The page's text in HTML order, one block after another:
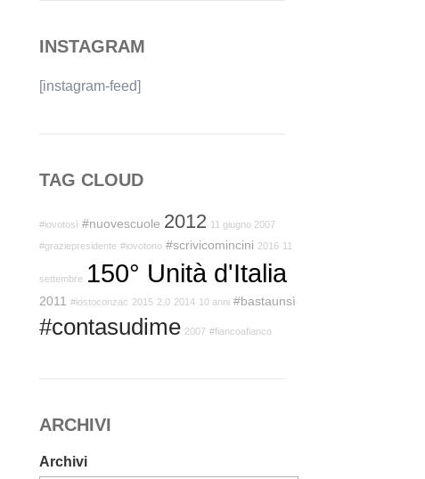
INSTAGRAM
[instagram-feed]
TAG CLOUD
#iovotosì #nuovescuole 2012 11 giugno 2007
#graziepresidente #iovotono #scrivicomincini 2016 11
settembre 150° Unità d'Italia
2011 #iostoconzac 2015 2.0 2014 10 anni #bastaunsì
#contasudime 2007 #fiancoafianco
ARCHIVI
Archivi